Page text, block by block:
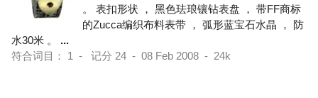
。 表扣形状 ， 黑色珐琅镶钻表盘 ， 带FF商标
的Zucca编织布料表带 ， 弧形蓝宝石水晶 ， 防
水30米 。 ...
符合词目： 1 - 记分 24 - 08 Feb 2008 - 24k